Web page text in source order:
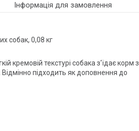
Інформація для замовлення
собак, 0,08 кг
кремовій текстурі собака з'їдає корм з
підходить як доповнення до